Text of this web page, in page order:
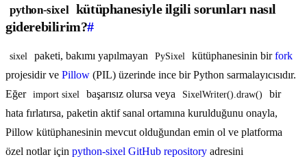
python-sixel kütüphanesiyle ilgili sorunları nasıl
giderebilirim?#
sixel paketi, bakımı yapılmayan PySixel kütüphanesinin birfork
projesidir ve Pillow (PIL) üzerinde ince bir Python sarmalayıcısıdır.
Eğer import sixel başarısız olursa veya SixelWriter().draw()
bir
hata fırlatırsa, paketin aktif sanal ortamına kurulduğunu onayla,
Pillow kütüphanesinin mevcut olduğundan emin ol ve platforma
özel notlar için python-sixel GitHub repository adresini